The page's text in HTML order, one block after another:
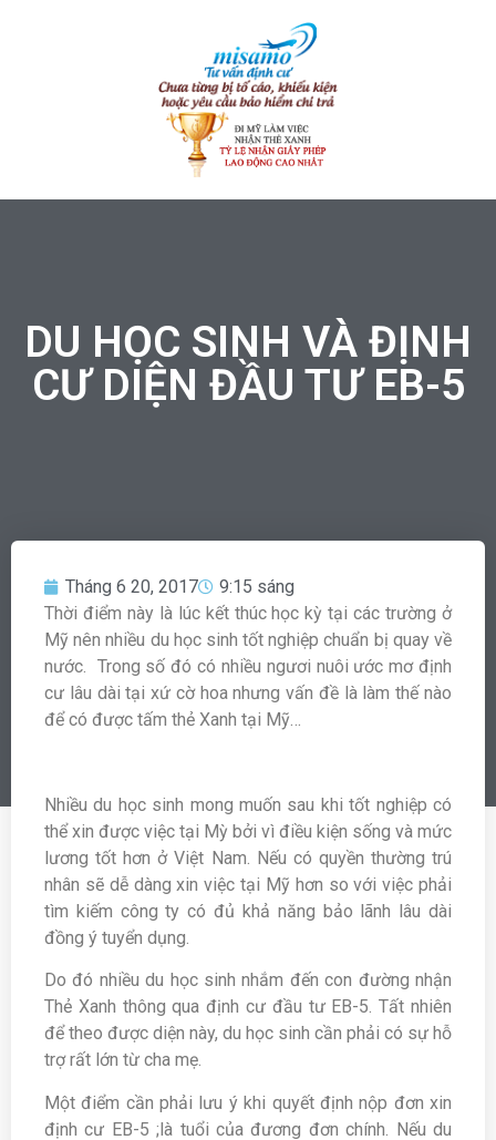
DU HỌC SINH VÀ ĐỊNH
CƯ DIỆN ĐẦU TƯ EB-5
Tháng 6 20, 2017
9:15 sáng
Thời điểm này là lúc kết thúc học kỳ tại các trường ở
Mỹ nên nhiều du học sinh tốt nghiệp chuẩn bị quay về
nước. Trong số đó có nhiều ngươi nuôi ước mơ định
cư lâu dài tại xứ cờ hoa nhưng vấn đề là làm thế nào
để có được tấm thẻ Xanh tại Mỹ…
Nhiều du học sinh mong muốn sau khi tốt nghiệp có
thể xin được việc tại Mỳ bởi vì điều kiện sống và mức
lương tốt hơn ở Việt Nam. Nếu có quyền thường trú
nhân sẽ dễ dàng xin việc tại Mỹ hơn so với việc phải
tìm kiếm công ty có đủ khả năng bảo lãnh lâu dài
đồng ý tuyển dụng.
Do đó nhiều du học sinh nhắm đến con đường nhận
Thẻ Xanh thông qua định cư đầu tư EB-5. Tất nhiên
để theo được diện này, du học sinh cần phải có sự hỗ
trợ rất lớn từ cha mẹ.
Một điểm cần phải lưu ý khi quyết định nộp đơn xin
định cư EB-5 ;là tuổi của đương đơn chính. Nếu du